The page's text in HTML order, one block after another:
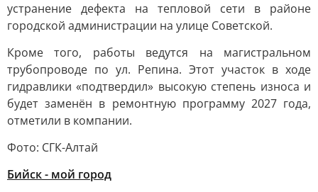
устранение дефекта на тепловой сети в районе
городской администрации на улице Советской.
Кроме того, работы ведутся на магистральном
трубопроводе по ул. Репина. Этот участок в ходе
гидравлики «подтвердил» высокую степень износа и
будет заменён в ремонтную программу 2027 года,
отметили в компании.
Фото: СГК-Алтай
Бийск - мой город